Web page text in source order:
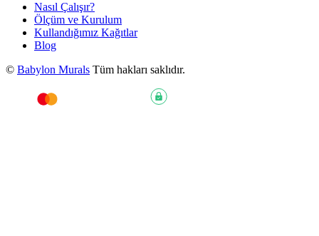
Nasıl Çalışır?
Ölçüm ve Kurulum
Kullandığımız Kağıtlar
Blog
© Babylon Murals Tüm hakları saklıdır.